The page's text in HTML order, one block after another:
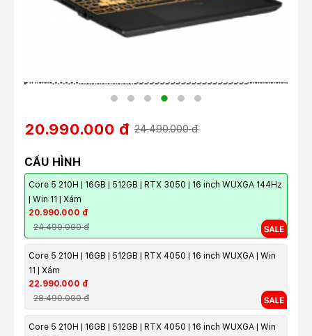
20.990.000 đ 24.490.000 đ
CẤU HÌNH
Core 5 210H | 16GB | 512GB | RTX 3050 | 16 inch WUXGA 144Hz
| Win 11 | Xám
20.990.000 đ
24.490.000 đ
Core 5 210H | 16GB | 512GB | RTX 4050 | 16 inch WUXGA | Win
11 | Xám
22.990.000 đ
28.490.000 đ
Core 5 210H | 16GB | 512GB | RTX 4050 | 16 inch WUXGA | Win